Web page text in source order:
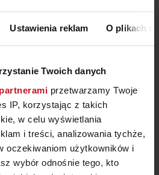
Ustawienia reklam O plikach
Twoich danych
przetwarzamy Twoje
IP, korzystając z takich
w celu wyświetlania
i treści, analizowania tychże,
oczekiwaniom użytkowników i
wybór odnośnie tego, kto
LUX
O CENĘ W SALONIE